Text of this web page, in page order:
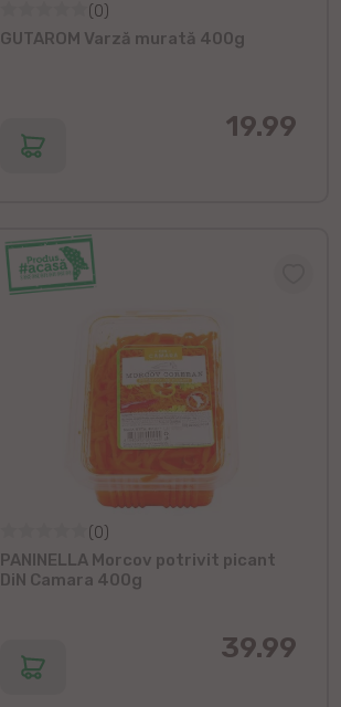
(0)
GUTAROM Varză murată 400g
19.99
(0)
PANINELLA Morcov potrivit picant
DiN Camara 400g
39.99